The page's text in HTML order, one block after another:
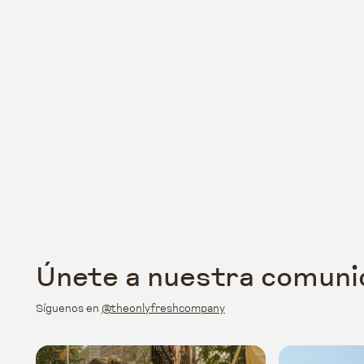
Únete a nuestra
Síguenos en @theonlyfreshcompany